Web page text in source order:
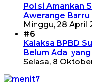
Polisi Amankan
Awerange Barru
Minggu, 28 April
#6
Kalaksa BPBD
Belum Ada
Selasa, 8